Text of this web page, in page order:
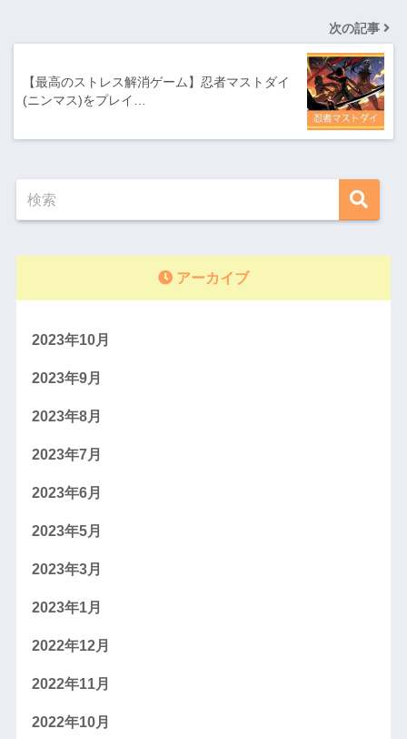
次の記事
【最高のストレス解消ゲーム】忍者マストダイ
(ニンマス)をプレイ…
アーカイブ
2023年10月
2023年9月
2023年8月
2023年7月
2023年6月
2023年5月
2023年3月
2023年1月
2022年12月
2022年11月
2022年10月